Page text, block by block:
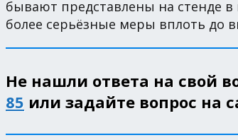
бывают представлены на стенде
более серьёзные меры вплоть до
Не нашли ответа на свой
85 или задайте вопрос на